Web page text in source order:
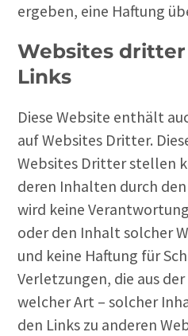
ergeben, eine Haftung
Websites
Links
Diese Website enthält
auf Websites Dritter.
Websites Dritter stellen
deren Inhalten durch
wird keine
oder den Inhalt solcher
und keine Haftung für
Verletzungen, die aus
welcher Art – solcher
den Links zu anderen